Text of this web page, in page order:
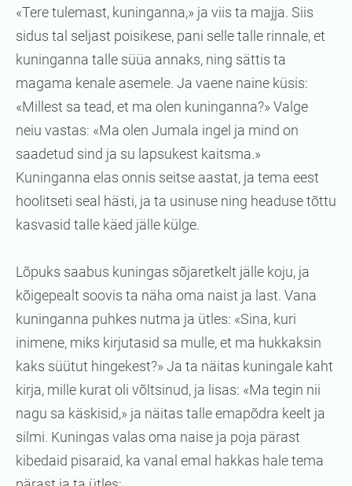
«Tere tulemast, kuninganna,» ja viis ta majja. Siis
sidus tal seljast poisikese, pani selle talle rinnale, et
kuninganna talle süüa annaks, ning sättis ta
magama kenale asemele. Ja vaene naine küsis:
«Millest sa tead, et ma olen kuninganna?» Valge
neiu vastas: «Ma olen Jumala ingel ja mind on
saadetud sind ja su lapsukest kaitsma.»
Kuninganna elas onnis seitse aastat, ja tema eest
hoolitseti seal hästi, ja ta usinuse ning headuse tõttu
kasvasid talle käed jälle külge.
Lõpuks saabus kuningas sõjaretkelt jälle koju, ja
kõigepealt soovis ta näha oma naist ja last. Vana
kuninganna puhkes nutma ja ütles: «Sina, kuri
inimene, miks kirjutasid sa mulle, et ma hukkaksin
kaks süütut hingekest?» Ja ta näitas kuningale kaht
kirja, mille kurat oli võltsinud, ja lisas: «Ma tegin nii
nagu sa käskisid,» ja näitas talle emapõdra keelt ja
silmi. Kuningas valas oma naise ja poja pärast
kibedaid pisaraid, ka vanal emal hakkas hale tema